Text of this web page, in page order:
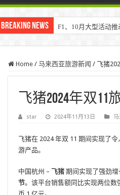
Breaking News F1、10月大型活动推
Home / 马来西亚旅游新闻 / 飞猪
飞猪2024年双
star 2024年11月13日 马
飞猪在 2024 年双 11 期间实现了
游产品。
中国杭州 – 飞猪 期间实现了强劲增
节。该平台销售额同比实现两位数